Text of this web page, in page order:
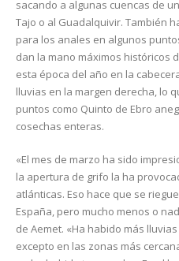
sacando a algunas cuencas de
Tajo o al Guadalquivir. También
para los anales en algunos
dan la mano máximos históricos
esta época del año en la
lluvias en la margen derecha, lo
puntos como Quinto de Ebro
cosechas enteras.
«El mes de marzo ha sido
la apertura de grifo la ha
atlánticas. Eso hace que se
España, pero mucho menos o
de Aemet. «Ha habido más
excepto en las zonas más